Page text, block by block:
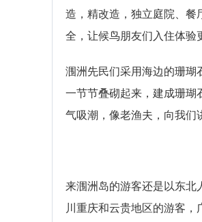
造，精改造，独立庭院、餐
全，让候鸟朋友们入住体验
涠洲先民们采用海边的珊瑚
一节节叠砌起来，建成珊瑚
气吸潮，像老渔夫，向我们
来涠洲岛的游客还是以东北
川重庆和云贵地区的游客，